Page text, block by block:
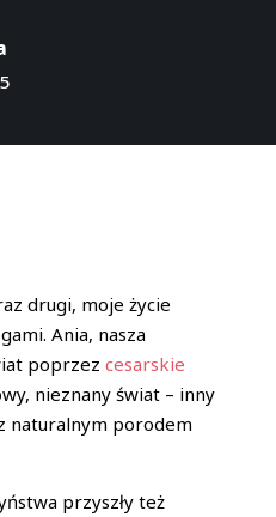
drugi, moje życie
Ania, nasza
poprzezcesarskie
nieznany świat – inny
naturalnym porodem
przyszły też